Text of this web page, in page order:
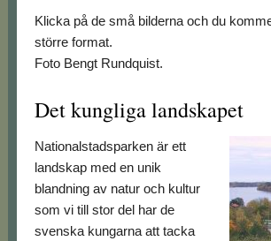
Klicka på de små bilderna och du
större format.
Foto Bengt Rundquist.
Det kungliga landskapet
Nationalstadsparken är ett
landskap med en unik
blandning av natur och kultur
som vi till stor del har de
svenska kungarna att tacka